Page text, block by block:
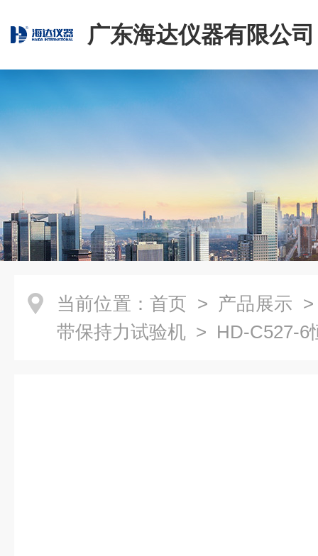
广东海达仪器有限公司
当前位置： 首页 > 产品展示
带保持力试验机 > HD-C527-6